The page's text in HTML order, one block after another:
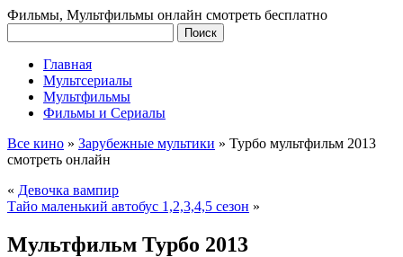
Фильмы, Мультфильмы онлайн смотреть бесплатно
Главная
Мультсериалы
Мультфильмы
Фильмы и Сериалы
Все кино » Зарубежные мультики » Турбо мультфильм 2013
смотреть онлайн
« Девочка вампир
Тайо маленький автобус 1,2,3,4,5 сезон »
Мультфильм Турбо 2013